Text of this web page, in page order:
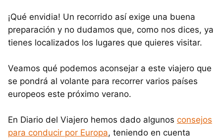
¡Qué envidia! Un recorrido así exige una buena
preparación y no dudamos que, como nos dices, ya
tienes localizados los lugares que quieres visitar.
Veamos qué podemos aconsejar a este viajero que
se pondrá al volante para recorrer varios países
europeos este próximo verano.
En Diario del Viajero hemos dado algunos consejos
para conducir por Europa, teniendo en cuenta